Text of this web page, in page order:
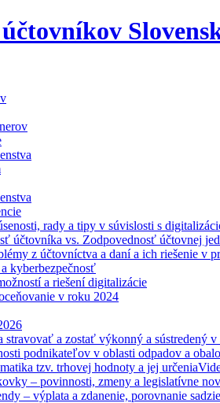
rady a tipy v súvislosti s
účtovníka vs. Zodpovednosť účtovnej
z účtovníctva a daní a ich riešenie v
kyberbezpečnosť
a riešení digitalizácie
v roku 2024
stravovať a zostať výkonný a sústredený v
podnikateľov v oblasti odpadov a
tzv. trhovej hodnoty a jej určenia
– povinnosti, zmeny a legislatívne
– výplata a zdanenie, porovnanie